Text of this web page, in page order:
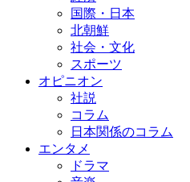
国際・日本
北朝鮮
社会・文化
スポーツ
オピニオン
社説
コラム
日本関係のコラム
エンタメ
ドラマ